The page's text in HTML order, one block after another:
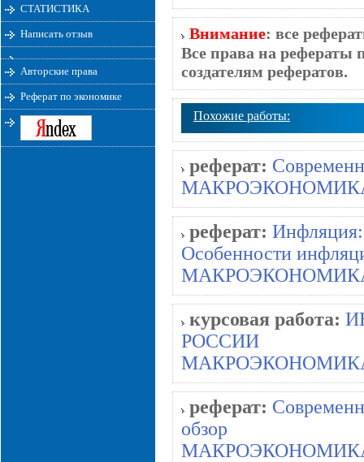
СТАТИСТИКА
Написать отзыв
Авторские права
Реферат по экономике
Внимание: все
Все права на рефераты
создателям рефератов.
Похожие работы:
реферат:
реферат:
Особенности
курсовая работа:
РОССИИ
реферат:
обзор